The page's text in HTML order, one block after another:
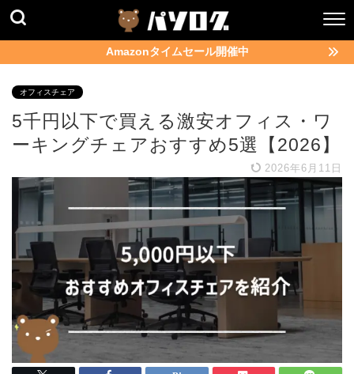
Amazonタイムセール開催中
オフィスチェア
5千円以下で買える激安オフィス・ワ
ーキングチェアおすすめ5選【2026】
2026年6月11日